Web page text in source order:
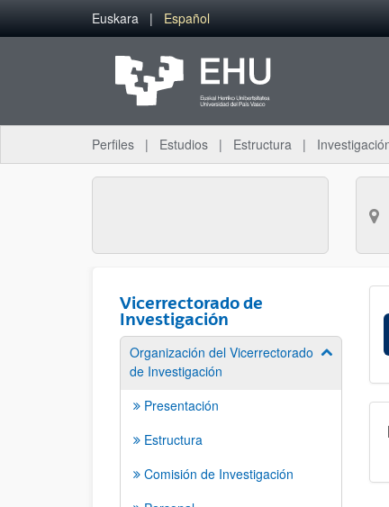
Saltar al contenido principal
Euskara Español
Perfiles Estudios Estructura
Vicerrectorado de
Investigación
Organización del Vicerrectorado
de Investigación
Mostrar/
Presentación
Estructura
Comisión de Investigación